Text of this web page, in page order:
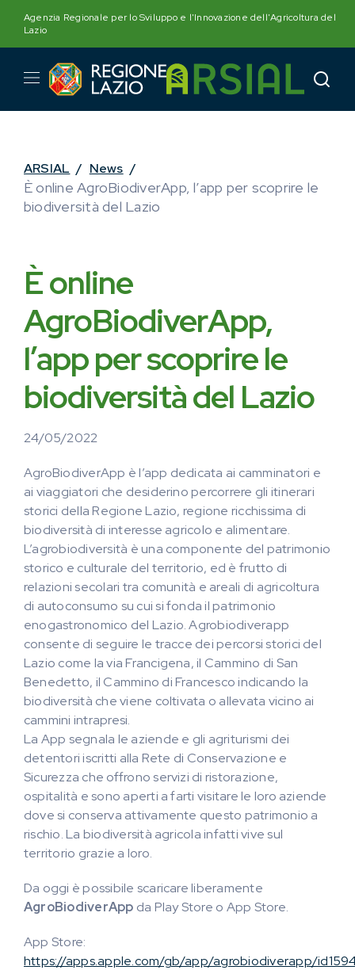
content
Agenzia Regionale per lo Sviluppo e l'Innovazione dell'Agricoltura del
Lazio
ARSIAL / News /
È online AgroBiodiverApp, l’app per scoprire le
biodiversità del Lazio
È online
AgroBiodiverApp,
l’app per scoprire le
biodiversità del Lazio
24/05/2022
AgroBiodiverApp è l’app dedicata ai camminatori e
ai viaggiatori che desiderino percorrere gli itinerari
storici della Regione Lazio, regione ricchissima di
biodiversità di interesse agricolo e alimentare.
L’agrobiodiversità è una componente del patrimonio
storico e culturale del territorio, ed è frutto di
relazioni secolari tra comunità e areali di agricoltura
di autoconsumo su cui si fonda il patrimonio
enogastronomico del Lazio. Agrobiodiverapp
consente di seguire le tracce dei percorsi storici del
Lazio come la via Francigena, il Cammino di San
Benedetto, il Cammino di Francesco indicando la
biodiversità che viene coltivata o allevata vicino ai
cammini intrapresi.
La App segnala le aziende e gli agriturismi dei
detentori iscritti alla Rete di Conservazione e
Sicurezza che offrono servizi di ristorazione,
ospitalità e sono aperti a farti visitare le loro aziende
dove si conserva attivamente questo patrimonio a
rischio. La biodiversità agricola infatti vive sul
territorio grazie a loro.
Da oggi è possibile scaricare liberamente
AgroBiodiverApp da Play Store o App Store.
App Store:
https://apps.apple.com/gb/app/agrobiodiverapp/